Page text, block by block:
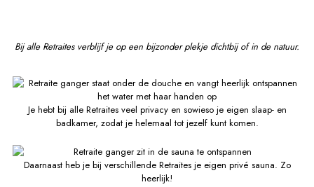
Bij alle Retraites verblijf je op een bijzonder plekje dichtbij of in de natuur.
Je hebt bij alle Retraites veel privacy en sowieso je eigen slaap- en
badkamer, zodat je helemaal tot jezelf kunt komen.
Daarnaast heb je bij verschillende Retraites je eigen privé sauna. Zo
heerlijk!